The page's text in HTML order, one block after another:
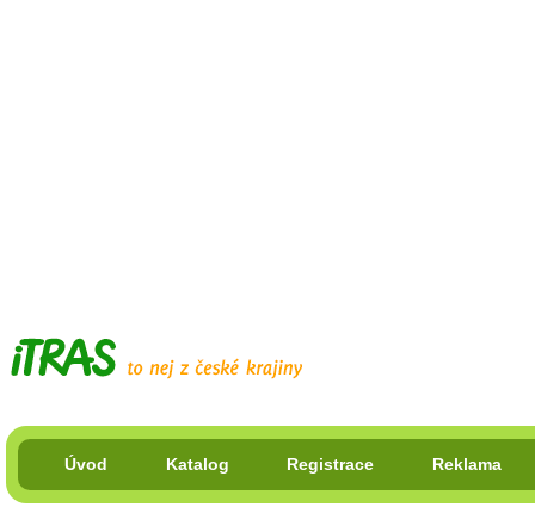
Úvod Katalog Registrace Reklama